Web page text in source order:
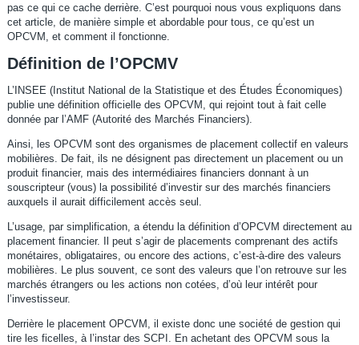
pas ce qui ce cache derrière. C’est pourquoi nous vous expliquons dans
cet article, de manière simple et abordable pour tous, ce qu’est un
OPCVM, et comment il fonctionne.
Définition de l’OPCMV
L’INSEE (Institut National de la Statistique et des Études Économiques)
publie une définition officielle des OPCVM, qui rejoint tout à fait celle
donnée par l’AMF (Autorité des Marchés Financiers).
Ainsi, les OPCVM sont des organismes de placement collectif en valeurs
mobilières. De fait, ils ne désignent pas directement un placement ou un
produit financier, mais des intermédiaires financiers donnant à un
souscripteur (vous) la possibilité d’investir sur des marchés financiers
auxquels il aurait difficilement accès seul.
L’usage, par simplification, a étendu la définition d’OPCVM directement au
placement financier. Il peut s’agir de placements comprenant des actifs
monétaires, obligataires, ou encore des actions, c’est-à-dire des valeurs
mobilières. Le plus souvent, ce sont des valeurs que l’on retrouve sur les
marchés étrangers ou les actions non cotées, d’où leur intérêt pour
l’investisseur.
Derrière le placement OPCVM, il existe donc une société de gestion qui
tire les ficelles, à l’instar des SCPI. En achetant des OPCVM sous la